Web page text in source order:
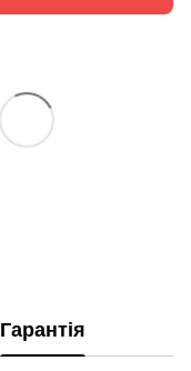
Гарантія